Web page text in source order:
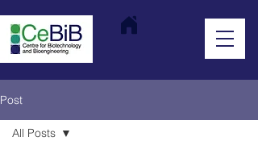
Post
All Posts